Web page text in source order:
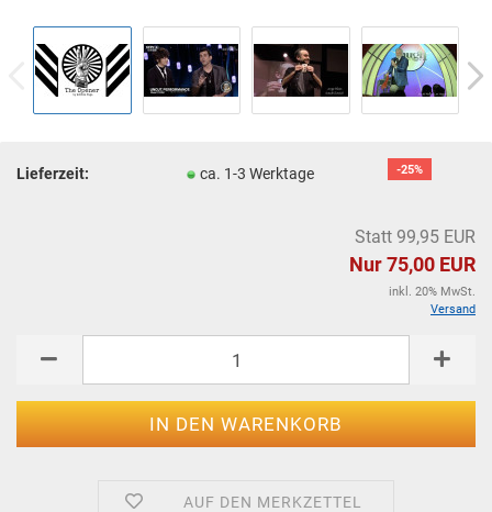
-25%
Lieferzeit: ca. 1-3 Werktage
Statt 99,95 EUR
Nur 75,00 EUR
inkl. 20% MwSt.
Versand
AUF DEN MERKZETTEL